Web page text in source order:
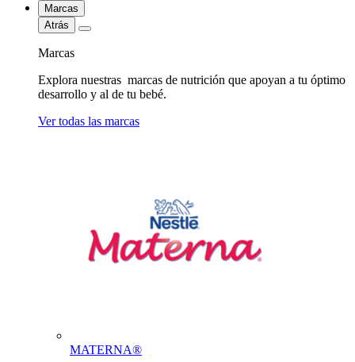
Marcas
Atrás
Marcas
Explora nuestras marcas de nutrición que apoyan a tu óptimo
desarrollo y al de tu bebé.
Ver todas las marcas
MATERNA®